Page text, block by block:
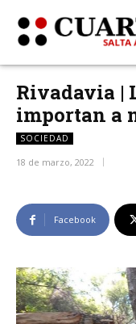
Rivadavia |
importan a
SOCIEDAD
18 de marzo, 2022
Facebook